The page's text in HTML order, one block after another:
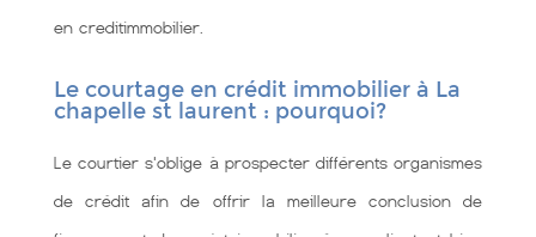
en creditimmobilier.
Le courtage en crédit immobilier à La
chapelle st laurent : pourquoi?
Le courtier s'oblige à prospecter différents organismes
de crédit afin de offrir la meilleure conclusion de